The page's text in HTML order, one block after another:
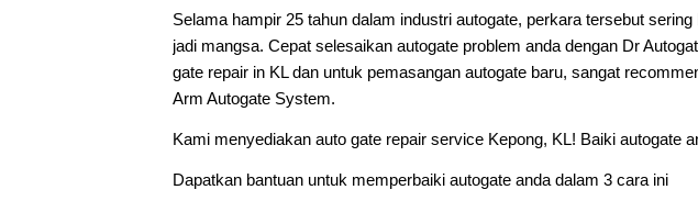
Selama hampir 25 tahun dalam industri autogate, perkara tersebut
jadi mangsa. Cepat selesaikan autogate problem anda dengan Dr
gate repair in KL dan untuk pemasangan autogate baru, sangat
Arm Autogate System.
Kami menyediakan auto gate repair service Kepong, KL! Baiki autogate
Dapatkan bantuan untuk memperbaiki autogate anda dalam 3 cara ini